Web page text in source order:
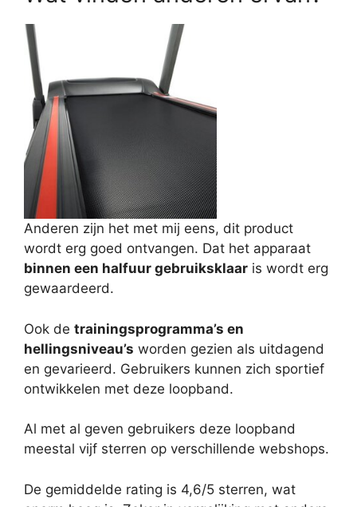
Anderen zijn het met mij eens, dit product
wordt erg goed ontvangen. Dat het apparaat
binnen een halfuur gebruiksklaar is wordt erg
gewaardeerd.
Ook de trainingsprogramma’s en
hellingsniveau’s worden gezien als uitdagend
en gevarieerd. Gebruikers kunnen zich sportief
ontwikkelen met deze loopband.
Al met al geven gebruikers deze loopband
meestal vijf sterren op verschillende webshops.
De gemiddelde rating is 4,6/5 sterren, wat